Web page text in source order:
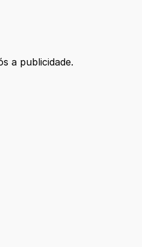
a publicidade.